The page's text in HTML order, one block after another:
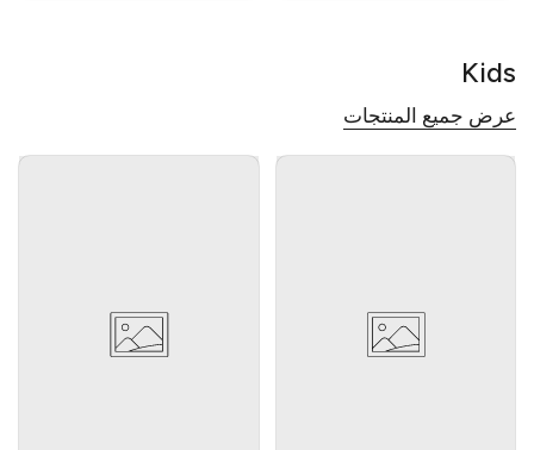
Kids
عرض جميع المنتجات